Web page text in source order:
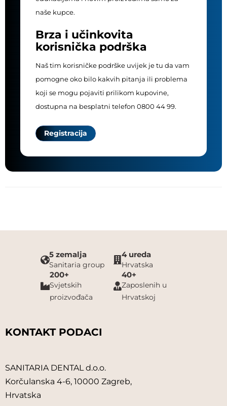
naše kupce.
Brza i učinkovita
korisnička podrška
Naš tim korisničke podrške uvijek je tu da vam
pomogne oko bilo kakvih pitanja ili problema
koji se mogu pojaviti prilikom kupovine,
dostupna na besplatni telefon 0800 44 99.
Registracija
5 zemalja
Sanitaria group
4 ureda
Hrvatska
200+
Svjetskih
proizvođača
40+
Zaposlenih u
Hrvatskoj
KONTAKT PODACI
SANITARIA DENTAL d.o.o.
Korčulanska 4-6, 10000 Zagreb,
Hrvatska